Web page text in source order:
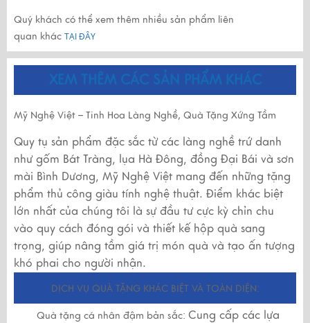
Quý khách có thể xem thêm nhiều sản phẩm liên
quan khác TẠI ĐÂY
XEM THÊM CÁC SẢN PHẨM KHÁC
Mỹ Nghệ Việt – Tinh Hoa Làng Nghề, Quà Tặng Xứng Tầm
Quy tụ sản phẩm đặc sắc từ các làng nghề trứ danh
như gốm Bát Tràng, lụa Hà Đông, đồng Đại Bái và sơn
mài Bình Dương, Mỹ Nghệ Việt mang đến những tặng
phẩm thủ công giàu tính nghệ thuật. Điểm khác biệt
lớn nhất của chúng tôi là sự đầu tư cực kỳ chỉn chu
vào quy cách đóng gói và thiết kế hộp quà sang
trọng, giúp nâng tầm giá trị món quà và tạo ấn tượng
khó phai cho người nhận.
DỊCH VỤ QUÀ TẶNG KHÁC BIỆT VÀ TOÀN DIỆN:
Quà tặng cá nhân đậm bản sắc: Cung cấp các lựa